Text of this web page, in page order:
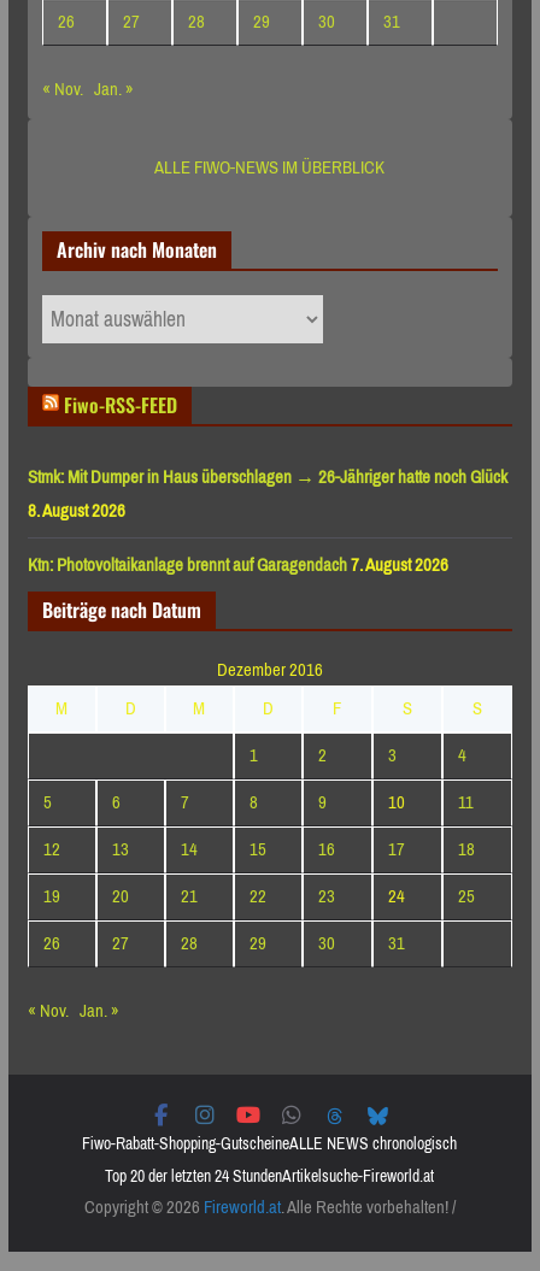
26
27 28 29 30
31
« Nov. Jan. »
ALLE FIWO-NEWS IM ÜBERBLICK
Archiv nach Monaten
Archiv
nach
Fiwo-RSS-FEED
Stmk: Mit Dumper in Haus überschlagen → 26-Jähriger hatte noch Glück
8. August 2026
Ktn: Photovoltaikanlage brennt auf Garagendach7. August 2026
Beiträge nach Datum
Dezember 2016
M
D M D F S
S
1
2 3
4
5
6 7 8 9 10
11
12
13 14 15 16 17
18
19
20 21 22 23 24
25
26
27 28 29 30
31
« Nov. Jan. »
Fiwo-Rabatt-Shopping-GutscheineALLE NEWS chronologisch
Top 20 der letzten 24 StundenArtikelsuche-Fireworld.at
Copyright © 2026Fireworld.at. Alle Rechte vorbehalten! /